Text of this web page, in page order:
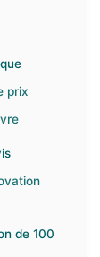
prix
de 100